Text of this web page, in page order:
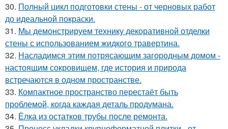
30. Полный цикл подготовки стены - от черновых работ
до идеальной покраски.
31. Мы демонстрируем технику декоративной отделки
стены с использованием жидкого травертина.
32. Насладимся этим потрясающим загородным домом -
настоящим сокровищем, где история и природа
встречаются в одном пространстве.
33. Компактное пространство перестаёт быть
проблемой, когда каждая деталь продумана.
34. Ёлка из остатков трубы после ремонта.